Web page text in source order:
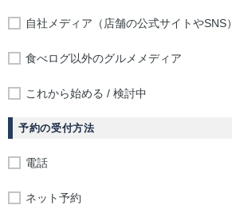
自社メディア（店舗の公式サイトやSNS）
食べログ以外のグルメメディア
これから始める / 検討中
予約の受付方法
電話
ネット予約